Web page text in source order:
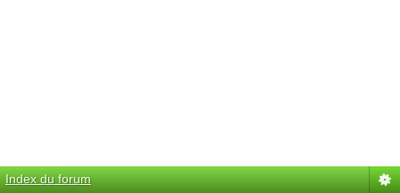
Index du forum